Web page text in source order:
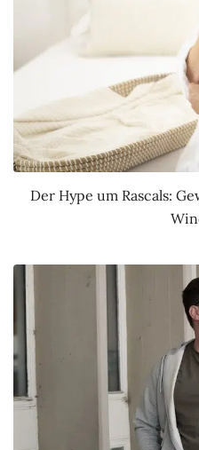
Der Hype um Rascals: